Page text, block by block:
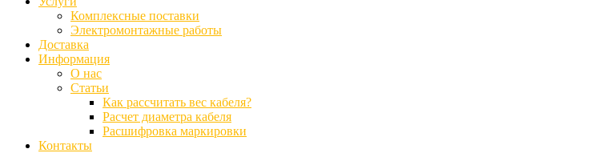
Комплексные поставки
Электромонтажные работы
Доставка
Информация
О нас
Статьи
Как рассчитать вес кабеля?
Расчет диаметра кабеля
Расшифровка маркировки
Контакты